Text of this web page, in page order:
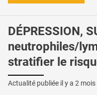
DÉPRESSION,
neutrophiles/
stratifier le
Actualité publiée il y a 2 mois